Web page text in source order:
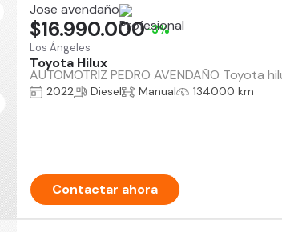
Jose avendaño
Los Ángeles
Toyota Hilux
AUTOMOTRIZ PEDRO AVENDAÑO
$16.990.000-3%
2022 Diesel Manual 134000 km
Contactar ahora